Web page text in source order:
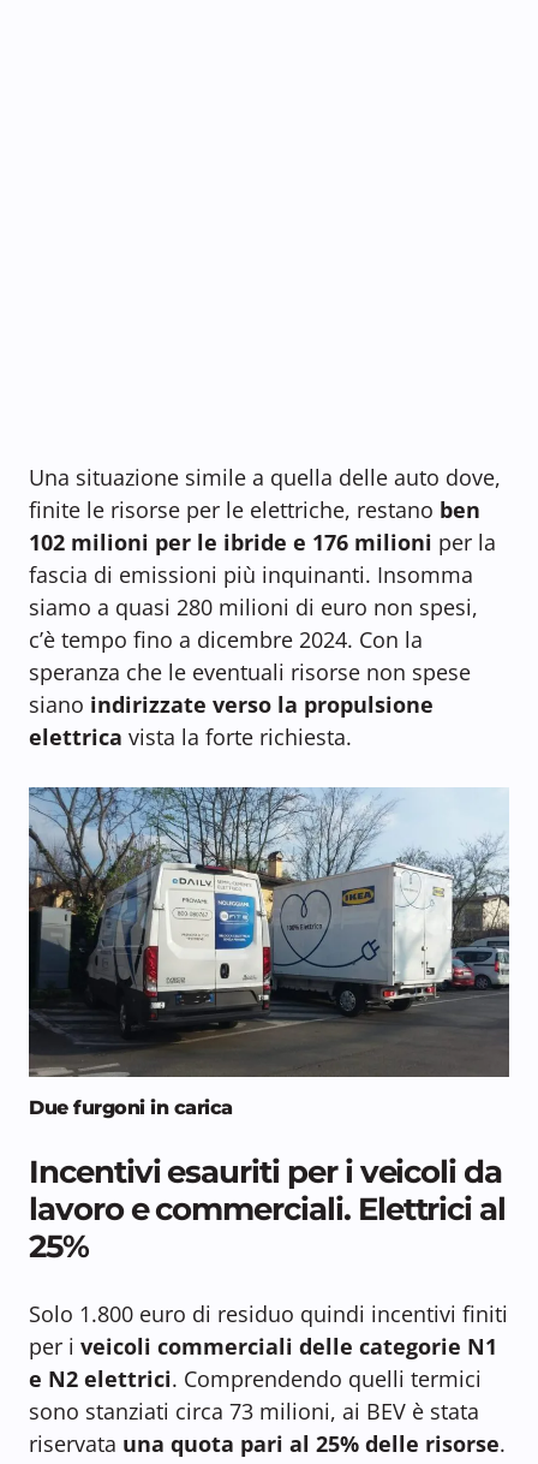
Una situazione simile a quella delle auto dove,
finite le risorse per le elettriche, restano ben
102 milioni per le ibride e 176 milioni per la
fascia di emissioni più inquinanti. Insomma
siamo a quasi 280 milioni di euro non spesi,
c’è tempo fino a dicembre 2024. Con la
speranza che le eventuali risorse non spese
siano indirizzate verso la propulsione
elettrica vista la forte richiesta.
Due furgoni in carica
Incentivi esauriti per i veicoli da
lavoro e commerciali. Elettrici al
25%
Solo 1.800 euro di residuo quindi incentivi finiti
per i veicoli commerciali delle categorie N1
e N2 elettrici. Comprendendo quelli termici
sono stanziati circa 73 milioni, ai BEV è stata
riservata una quota pari al 25% delle risorse.